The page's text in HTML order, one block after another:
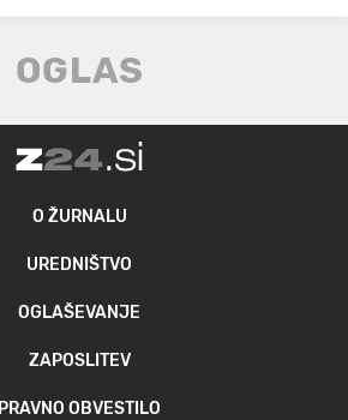
O ŽURNALU
UREDNIŠTVO
OGLAŠEVANJE
ZAPOSLITEV
PRAVNO OBVESTILO